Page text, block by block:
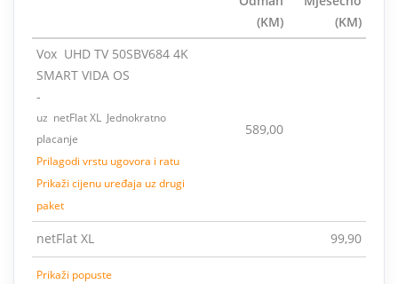
(KM)
(KM)
Vox UHD TV 50SBV684 4K
SMART VIDA OS
-
uz netFlat XL Jednokratno
placanje
Prilagodi vrstu ugovora i ratu
Prikaži cijenu uređaja uz drugi
paket
589,00
netFlat XL 99,90
Prikaži popuste